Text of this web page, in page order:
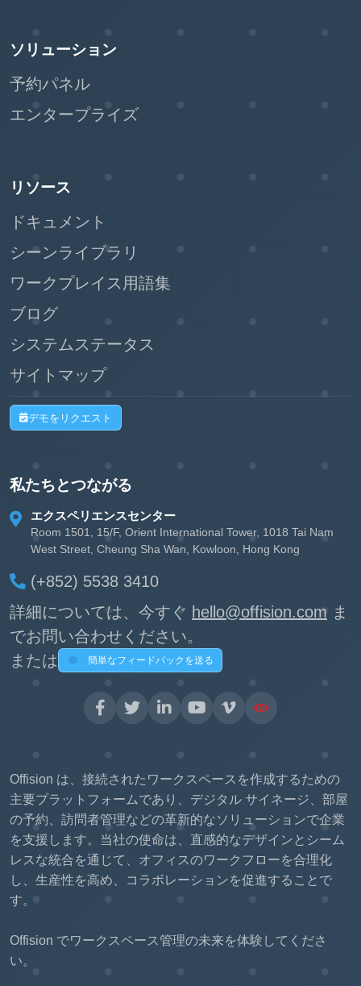
ソリューション
予約パネル
エンタープライズ
リソース
ドキュメント
シーンライブラリ
ワークプレイス用語集
ブログ
システムステータス
サイトマップ
デモをリクエスト
私たちとつながる
エクスペリエンスセンター
Room 1501, 15/F, Orient International Tower, 1018 Tai Nam
West Street, Cheung Sha Wan, Kowloon, Hong Kong
(+852) 5538 3410
詳細については、今すぐ hello@offision.com ま
でお問い合わせください。
または
簡単なフィードバックを送る
Offision は、接続されたワークスペースを作成するための
主要プラットフォームであり、デジタル サイネージ、部屋
の予約、訪問者管理などの革新的なソリューションで企業
を支援します。当社の使命は、直感的なデザインとシーム
レスな統合を通じて、オフィスのワークフローを合理化
し、生産性を高め、コラボレーションを促進することで
す。
Offision でワークスペース管理の未来を体験してくださ
い。